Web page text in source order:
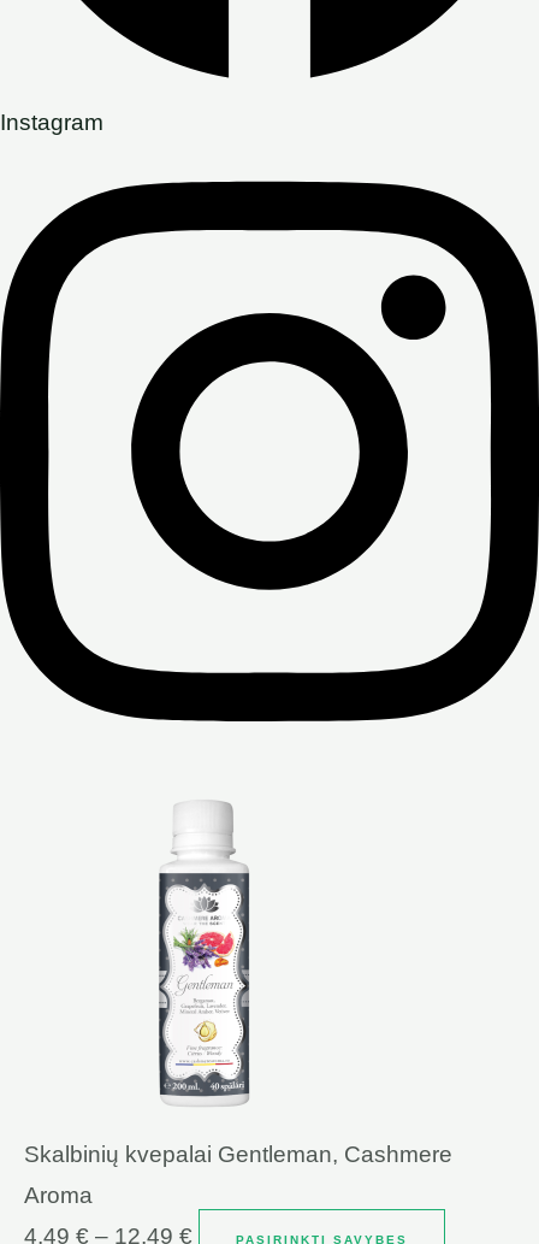
Instagram
Skalbinių kvepalai Gentleman, Cashmere
Aroma
4,49 € – 12,49 € PASIRINKTI SAVYBES